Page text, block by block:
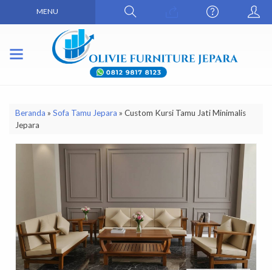
MENU
Beranda » Sofa Tamu Jepara » Custom Kursi Tamu Jati Minimalis
Jepara